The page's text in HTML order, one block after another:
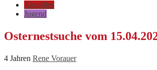
Aktuelles
Jugend
Osternestsuche vom
4 Jahren Rene Vorauer